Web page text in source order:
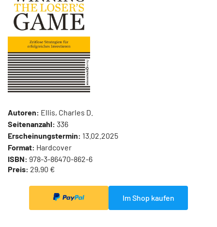
Autoren: Ellis, Charles D.
Seitenanzahl: 336
Erscheinungstermin: 13.02.2025
Format: Hardcover
ISBN: 978-3-86470-862-6
Preis: 29,90 €
Im Shop kaufen